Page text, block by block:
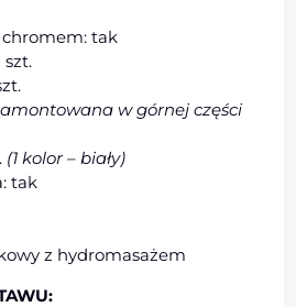
chromem: tak
szt.
w górnej części
(1 kolor – biały)
tak
z hydromasażem